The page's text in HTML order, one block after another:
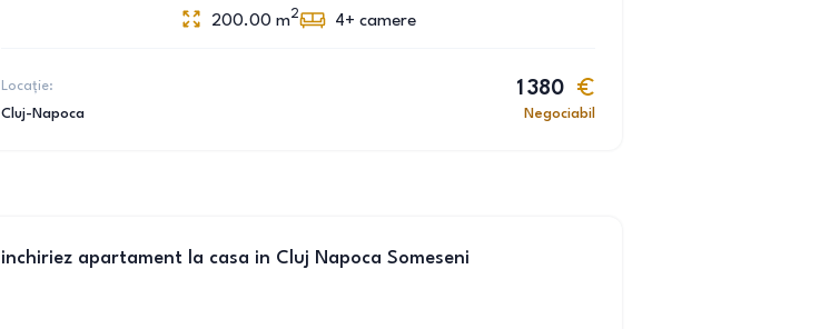
200.00 m2 4+ camere
Locație:
Cluj-Napoca
1 380
Negociabil
inchiriez apartament la casa in Cluj Napoca Someseni